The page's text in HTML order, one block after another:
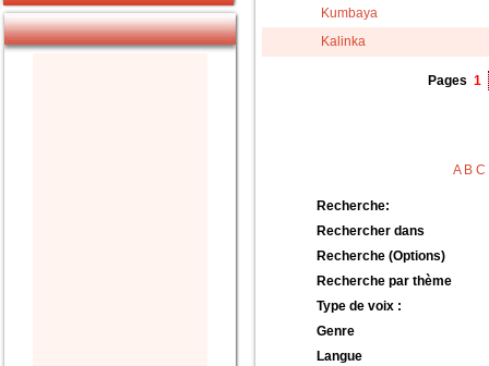
Kumbaya
Kalinka
Pages 1
A B C
Recherche:
Rechercher dans
Recherche (Options)
Recherche par thème
Type de voix :
Genre
Langue